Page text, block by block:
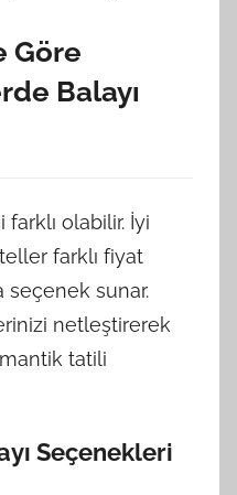
Göre
Balayı
olabilir. İyi
farklı fiyat
seçenek sunar.
netleştirerek
tatili
Seçenekleri